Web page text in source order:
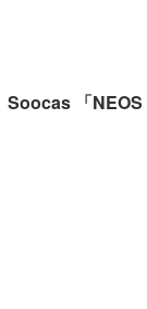
Soocas 「NEOS